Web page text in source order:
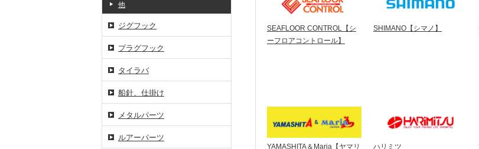
他
ジグフック
プラグフック
タイラバ
船針、仕掛け
メタルパーツ
ルアーパーツ
SEAFLOOR CONTROL【シ
ーフロアコントロール】
SHIMANO【シマノ】
YAMASHITA＆Maria【ヤマリ
ハリミツ